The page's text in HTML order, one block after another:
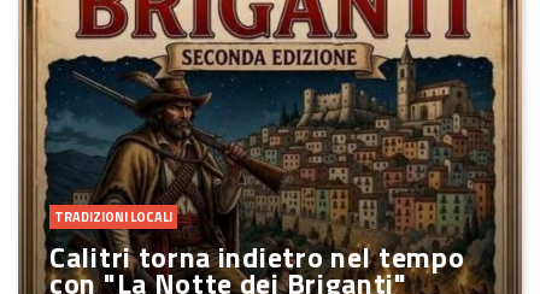
TRADIZIONI LOCALI
Calitri torna indietro nel tempo
con "La Notte dei Briganti"